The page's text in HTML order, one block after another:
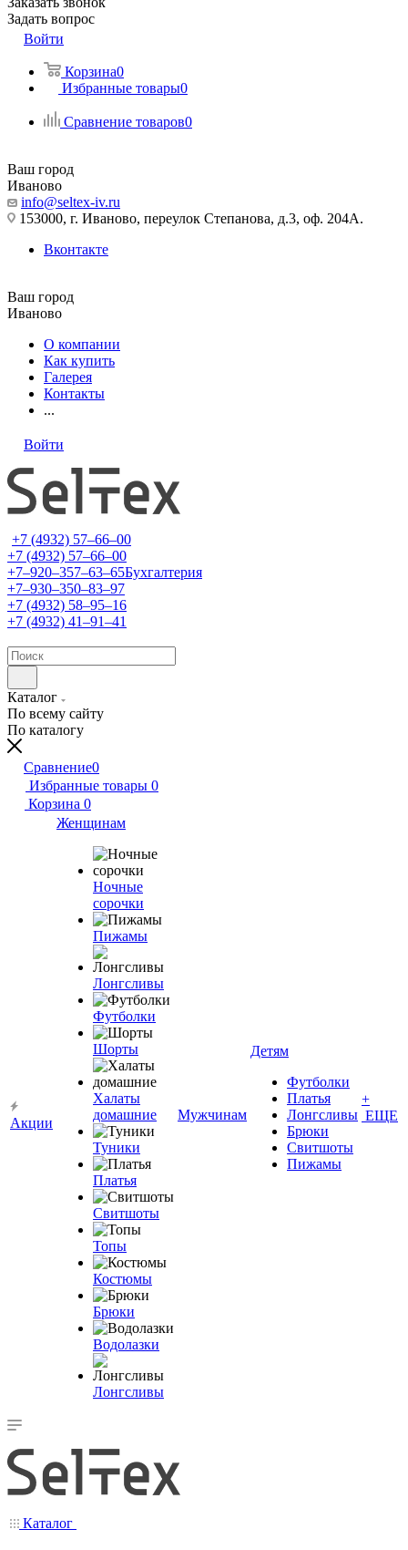
Задать вопрос
Войти
Корзина0
Избранные товары0
Сравнение товаров0
Ваш город
Иваново
info@seltex-iv.ru
153000, г. Иваново, переулок Степанова, д.3, оф. 204А.
Вконтакте
Ваш город
Иваново
О компании
Как купить
Галерея
Контакты
...
Войти
+7 (4932) 57‒66‒00
+7 (4932) 57‒66‒00
+7‒920‒357‒63‒65Бухгалтерия
+7‒930‒350‒83‒97
+7 (4932) 58‒95‒16
+7 (4932) 41‒91‒41
Каталог
По всему сайту
По каталогу
Сравнение0
Избранные товары 0
Корзина 0
Акции
Женщинам
Ночные
сорочки
Пижамы
Лонгсливы
Футболки
Шорты
Халаты
домашние
Туники
Платья
Свитшоты
Топы
Костюмы
Брюки
Водолазки
Лонгсливы
Мужчинам
Детям
Футболки
Платья
Лонгсливы
Брюки
Свитшоты
Пижамы
+
ЕЩЕ
Каталог